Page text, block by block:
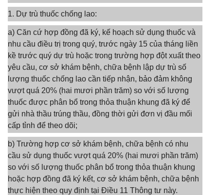
1. Dự trù thuốc chống lao:
a) Căn cứ hợp đồng đã ký, kế hoạch sử dụng thuốc và
nhu cầu điều trị trong quý, trước ngày 15 của tháng liền
kề trước quý dự trù hoặc trong trường hợp đột xuất theo
yêu cầu, cơ sở khám bệnh, chữa bệnh lập dự trù số
lượng thuốc chống lao cần tiếp nhận, bảo đảm không
vượt quá 20% (hai mươi phần trăm) so với số lượng
thuốc được phân bổ trong thỏa thuận khung đã ký để
gửi nhà thầu trúng thầu, đồng thời gửi đơn vị đầu mối
cấp tỉnh để theo dõi;
b) Trường hợp cơ sở khám bệnh, chữa bệnh có nhu
cầu sử dụng thuốc vượt quá 20% (hai mươi phần trăm)
so với số lượng thuốc phân bổ trong thỏa thuận khung
hoặc hợp đồng đã ký kết, cơ sở khám bệnh, chữa bệnh
thực hiện theo quy định tại Điều 11 Thông tư này.